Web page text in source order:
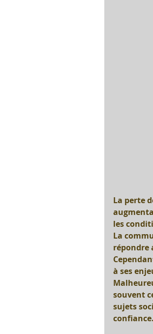
La perte
les
La
répondre
à ses
souvent
sujets